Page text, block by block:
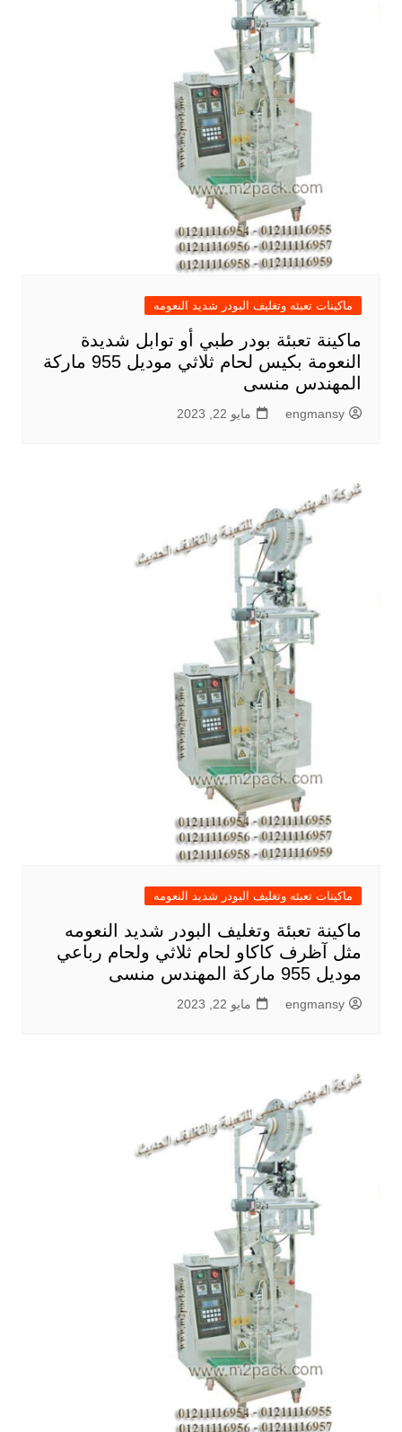
ماكينات تعبئه وتغليف البودر شديد النعومه
ماكينة تعبئة بودر طبي أو توابل شديدة
النعومة بكيس لحام ثلاثي موديل 955 ماركة
المهندس منسى
engmansy مايو 22, 2023
ماكينات تعبئه وتغليف البودر شديد النعومه
ماكينة تعبئة وتغليف البودر شديد النعومه
مثل آظرف كاكاو لحام ثلاثي ولحام رباعي
موديل 955 ماركة المهندس منسى
engmansy مايو 22, 2023